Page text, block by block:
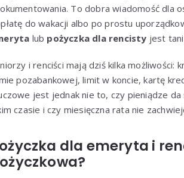
To dobra wiadomość dla
do wakacji albo po prostu
lub pożyczka dla rencisty jest
i renciści mają dziś kilka
pozabankowej, limit w koncie, kartę
jest jednak nie to, czy pieniądze
czasie i czy miesięczna rata nie
dla emeryta i